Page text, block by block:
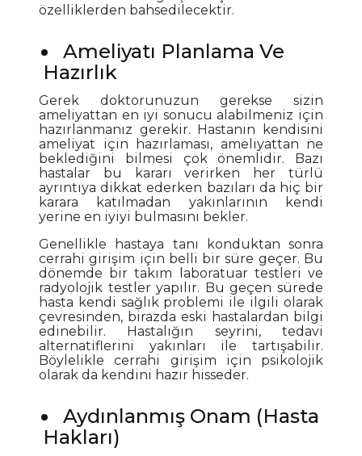
özelliklerden bahsedilecektir.
Ameliyatı Planlama Ve
Hazırlık
Gerek doktorunuzun gerekse sizin
ameliyattan en iyi sonucu alabilmeniz için
hazırlanmanız gerekir. Hastanın kendisini
ameliyat için hazırlaması, ameliyattan ne
beklediğini bilmesi çok önemlidir. Bazı
hastalar bu kararı verirken her türlü
ayrıntıya dikkat ederken bazıları da hiç bir
karara katılmadan yakınlarının kendi
yerine en iyiyi bulmasını bekler.
Genellikle hastaya tanı konduktan sonra
cerrahi girişim için belli bir süre geçer. Bu
dönemde bir takım laboratuar testleri ve
radyolojik testler yapılır. Bu geçen sürede
hasta kendi sağlık problemi ile ilgili olarak
çevresinden, birazda eski hastalardan bilgi
edinebilir. Hastalığın seyrini, tedavi
alternatiflerini yakınları ile tartışabilir.
Böylelikle cerrahi girişim için psikolojik
olarak da kendini hazır hisseder.
Aydınlanmış Onam (Hasta
Hakları)